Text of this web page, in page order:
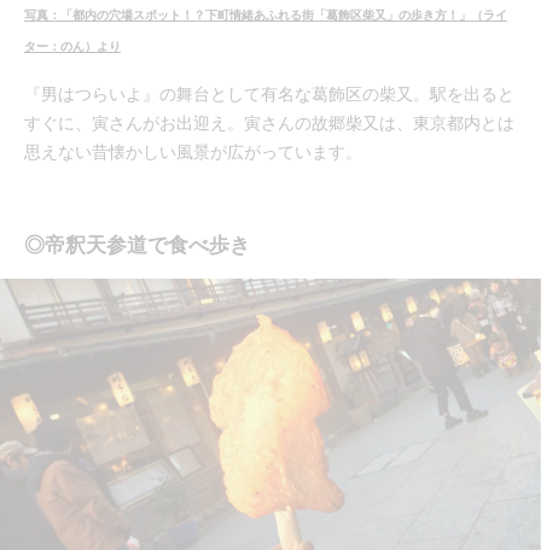
写真：「都内の穴場スポット！？下町情緒あふれる街「葛飾区柴又」の歩き方！」（ライ
ター：のん）より
『男はつらいよ』の舞台として有名な葛飾区の柴又。駅を出ると
すぐに、寅さんがお出迎え。寅さんの故郷柴又は、東京都内とは
思えない昔懐かしい風景が広がっています。
◎帝釈天参道で食べ歩き